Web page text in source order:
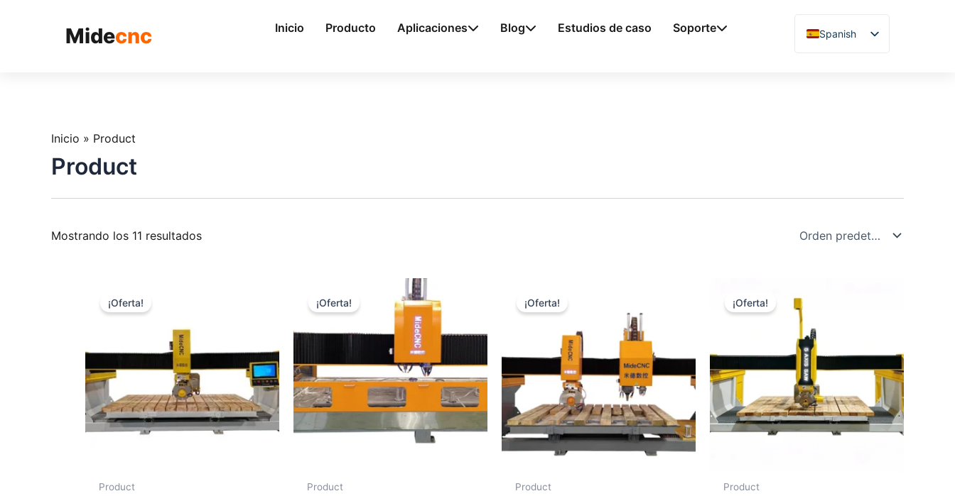
Midecnc Inicio Producto Aplicaciones Blog Estudios de caso Soporte
Spanish
English
Japanese
Uzbek
Inicio » Product
Product
Mostrando los 11 resultados
¡Oferta!
Product
¡Oferta!
Product
¡Oferta!
Product
¡Oferta!
Product